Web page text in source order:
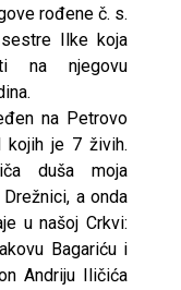
rođene č. s.
Ilke koja
na njegovu
na Petrovo
je 7 živih.
duša moja
a onda
u našoj Crkvi:
Bagariću i
Andriju Iličića